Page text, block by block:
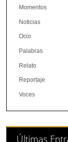
Momentos
Noticias
Ocio
Palabras
Relato
Reportaje
Voces
Últimas